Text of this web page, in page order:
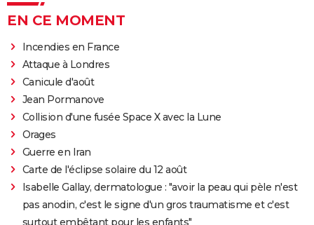
EN CE MOMENT
Incendies en France
Attaque à Londres
Canicule d'août
Jean Pormanove
Collision d'une fusée Space X avec la Lune
Orages
Guerre en Iran
Carte de l'éclipse solaire du 12 août
Isabelle Gallay, dermatologue : "avoir la peau qui pèle n'est
pas anodin, c'est le signe d'un gros traumatisme et c'est
surtout embêtant pour les enfants"